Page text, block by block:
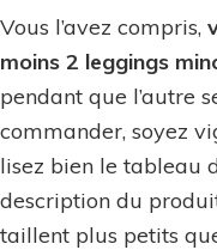
Vous l’avez compris,
moins 2 leggings
pendant que l’autre
commander, soyez
lisez bien le tableau
description du
taillent plus petits